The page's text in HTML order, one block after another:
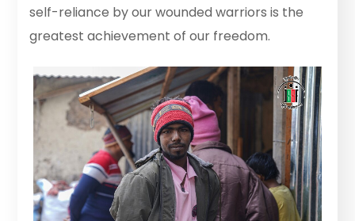
self-reliance by our wounded warriors is the
greatest achievement of our freedom.